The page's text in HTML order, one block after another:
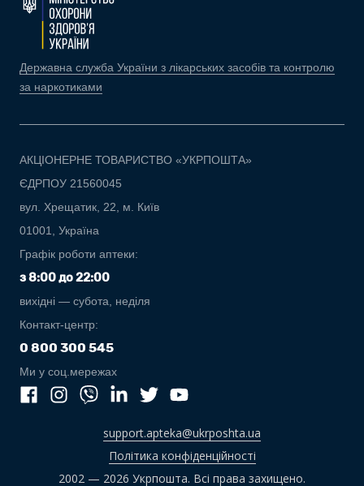
Державна служба України з лікарських засобів та контролю
за наркотиками
АКЦІОНЕРНЕ ТОВАРИСТВО «УКРПОШТА»
ЄДРПОУ 21560045
вул. Хрещатик, 22, м. Київ
01001, Україна
Графік роботи аптеки:
з 8:00 до 22:00
вихідні — субота, неділя
Контакт-центр:
0 800 300 545
Ми у соц.мережах
support.apteka@ukrposhta.ua
Політика конфіденційності
2002 — 2026 Укрпошта. Всі права захищено.